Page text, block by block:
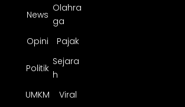
News
Olahra
ga
Opini
Pajak
Politik
Sejara
h
UMKM
Viral